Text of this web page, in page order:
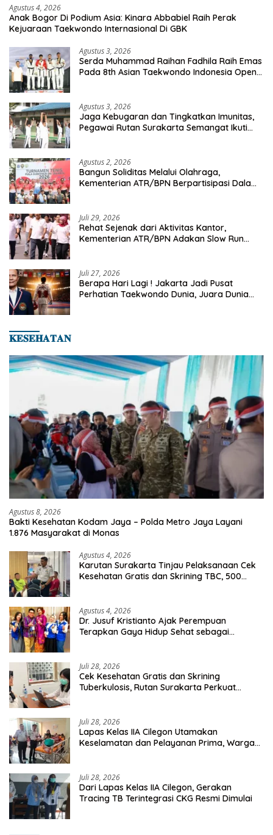
Agustus 4, 2026
Anak Bogor Di Podium Asia: Kinara Abbabiel Raih Perak
Kejuaraan Taekwondo Internasional Di GBK
Agustus 3, 2026
Serda Muhammad Raihan Fadhila Raih Emas
Pada 8th Asian Taekwondo Indonesia Open
Agustus 3, 2026
Jaga Kebugaran dan Tingkatkan Imunitas,
Pegawai Rutan Surakarta Semangat Ikuti
Agustus 2, 2026
Bangun Soliditas Melalui Olahraga,
Kementerian ATR/BPN Berpartisipasi Dalam
Juli 29, 2026
Rehat Sejenak dari Aktivitas Kantor,
Kementerian ATR/BPN Adakan Slow Run
Juli 27, 2026
Berapa Hari Lagi ! Jakarta Jadi Pusat
Perhatian Taekwondo Dunia, Juara Dunia
𝐊𝐄𝐒𝐄𝐇𝐀𝐓𝐀𝐍
Agustus 8, 2026
Bakti Kesehatan Kodam Jaya – Polda Metro Jaya Layani
1.876 Masyarakat di Monas
Agustus 4, 2026
Karutan Surakarta Tinjau Pelaksanaan Cek
Kesehatan Gratis dan Skrining TBC, 500
Agustus 4, 2026
Dr. Jusuf Kristianto Ajak Perempuan
Terapkan Gaya Hidup Sehat sebagai
Juli 28, 2026
Cek Kesehatan Gratis dan Skrining
Tuberkulosis, Rutan Surakarta Perkuat
Juli 28, 2026
Lapas Kelas IIA Cilegon Utamakan
Keselamatan dan Pelayanan Prima, Warga
Juli 28, 2026
Dari Lapas Kelas IIA Cilegon, Gerakan
Tracing TB Terintegrasi CKG Resmi Dimulai